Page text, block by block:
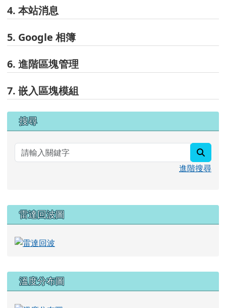
4. 本站消息
5. Google 相簿
6. 進階區塊管理
7. 嵌入區塊模組
右邊區域內容
搜尋
進階搜尋
雷達回波圖
溫度分布圖